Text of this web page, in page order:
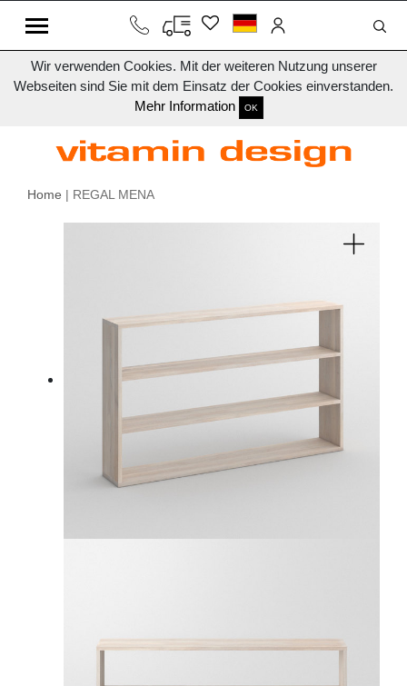
Wir verwenden Cookies. Mit der weiteren Nutzung unserer
Webseiten sind Sie mit dem Einsatz der Cookies einverstanden.
Mehr Information
OK
Home | REGAL MENA